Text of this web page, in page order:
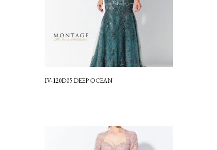
IV-120D05 DEEP OCEAN